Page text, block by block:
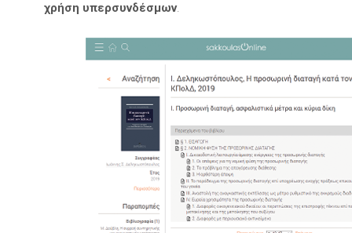
χρήση υπερσυνδέσμων.